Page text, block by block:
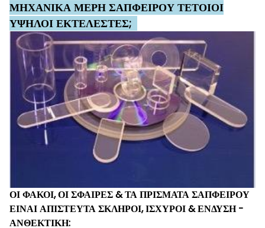
ΜΗΧΑΝΙΚΑ ΜΕΡΗ ΣΑΠΦΕΙΡΟΥ ΤΕΤΟΙΟΙ
ΥΨΗΛΟΙ ΕΚΤΕΛΕΣΤΕΣ;
ΟΙ ΦΑΚΟΙ, ΟΙ ΣΦΑΙΡΕΣ & ΤΑ ΠΡΙΣΜΑΤΑ ΣΑΠΦΕΙΡΟΥ
ΕΙΝΑΙ ΑΠΙΣΤΕΥΤΑ ΣΚΛΗΡΟΙ, ΙΣΧΥΡΟΙ & ΕΝΔΥΣΗ -
ΑΝΘΕΚΤΙΚΗ: